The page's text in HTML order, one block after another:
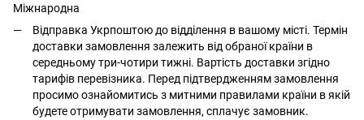
Міжнародна
Відправка Укрпоштою до відділення в вашому місті. Термін
доставки замовлення залежить від обраної країни в
середньому три-чотири тижні. Вартість доставки згідно
тарифів перевізника. Перед підтвердженням замовлення
просимо ознайомитись з митними правилами країни в якій
будете отримувати замовлення, сплачує замовник.